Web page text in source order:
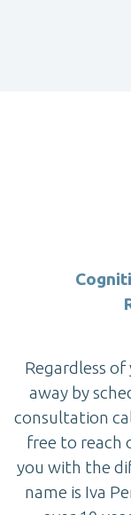
Regardless
away by
consultation
free to reach
you with the
name is Iva